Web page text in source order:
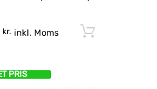
kr. inkl. Moms
PRIS